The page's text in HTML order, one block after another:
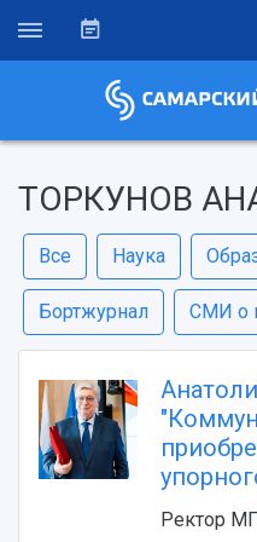
ТОРКУНОВ
Все Наука
Бортжурнал СМИ о
Ректор